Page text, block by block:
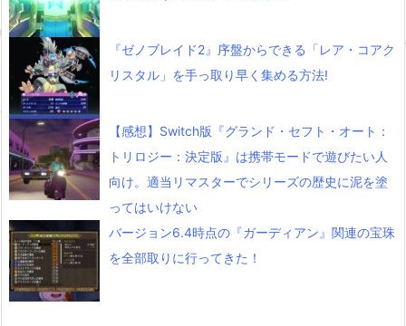
『ゼノブレイド2』序盤からできる「レア・コアク
リスタル」を手っ取り早く集める方法!
【感想】Switch版『グランド・セフト・オート：
トリロジー：決定版』は携帯モードで遊びたい人
向け。適当リマスターでシリーズの歴史に泥を塗
ってはいけない
バージョン6.4時点の『ガーディアン』関連の宝珠
を全部取りに行ってきた！